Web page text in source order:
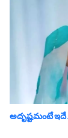
అదృష్టమంటే